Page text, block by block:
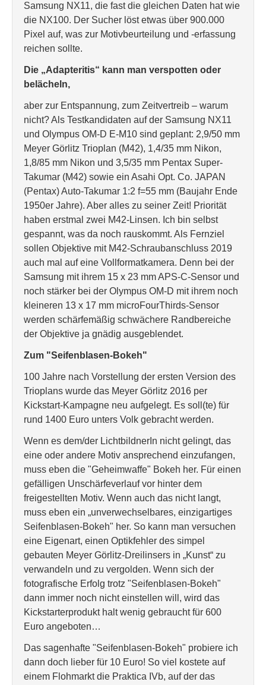
Samsung NX11, die fast die gleichen Daten hat wie
die NX100. Der Sucher löst etwas über 900.000
Pixel auf, was zur Motivbeurteilung und -erfassung
reichen sollte.
Die „Adapteritis“ kann man verspotten oder
belächeln,
aber zur Entspannung, zum Zeitvertreib – warum
nicht? Als Testkandidaten auf der Samsung NX11
und Olympus OM-D E-M10 sind geplant: 2,9/50 mm
Meyer Görlitz Trioplan (M42), 1,4/35 mm Nikon,
1,8/85 mm Nikon und 3,5/35 mm Pentax Super-
Takumar (M42) sowie ein Asahi Opt. Co. JAPAN
(Pentax) Auto-Takumar 1:2 f=55 mm (Baujahr Ende
1950er Jahre). Aber alles zu seiner Zeit! Priorität
haben erstmal zwei M42-Linsen. Ich bin selbst
gespannt, was da noch rauskommt. Als Fernziel
sollen Objektive mit M42-Schraubanschluss 2019
auch mal auf eine Vollformatkamera. Denn bei der
Samsung mit ihrem 15 x 23 mm APS-C-Sensor und
noch stärker bei der Olympus OM-D mit ihrem noch
kleineren 13 x 17 mm microFourThirds-Sensor
werden schärfemäßig schwächere Randbereiche
der Objektive ja gnädig ausgeblendet.
Zum "Seifenblasen-Bokeh"
100 Jahre nach Vorstellung der ersten Version des
Trioplans wurde das Meyer Görlitz 2016 per
Kickstart-Kampagne neu aufgelegt. Es soll(te) für
rund 1400 Euro unters Volk gebracht werden.
Wenn es dem/der LichtbildnerIn nicht gelingt, das
eine oder andere Motiv ansprechend einzufangen,
muss eben die "Geheimwaffe" Bokeh her. Für einen
gefälligen Unschärfeverlauf vor hinter dem
freigestellten Motiv. Wenn auch das nicht langt,
muss eben ein „unverwechselbares, einzigartiges
Seifenblasen-Bokeh" her. So kann man versuchen
eine Eigenart, einen Optikfehler des simpel
gebauten Meyer Görlitz-Dreilinsers in „Kunst“ zu
verwandeln und zu vergolden. Wenn sich der
fotografische Erfolg trotz "Seifenblasen-Bokeh"
dann immer noch nicht einstellen will, wird das
Kickstarterprodukt halt wenig gebraucht für 600
Euro angeboten…
Das sagenhafte "Seifenblasen-Bokeh" probiere ich
dann doch lieber für 10 Euro! So viel kostete auf
einem Flohmarkt die Praktica IVb, auf der das